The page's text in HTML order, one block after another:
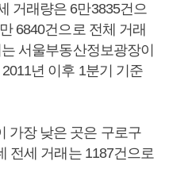
거래량은 6만3835건으
6840건으로 전체 거래
서울부동산정보광장이
년 이후 1분기 기준
가장 낮은 곳은 구로구
전세 거래는 1187건으로